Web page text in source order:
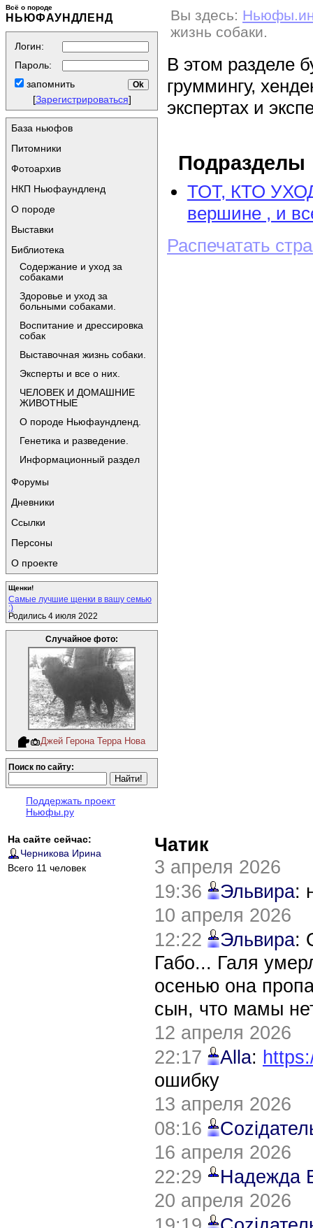
Всё о породе
НЬЮФАУНДЛЕНД
Логин:
Пароль:
запомнить
[Зарегистрироваться]
База ньюфов
Питомники
Фотоархив
НКП Ньюфаундленд
О породе
Выставки
Библиотека
Содержание и уход за
собаками
Здоровье и уход за
больными собаками.
Воспитание и дрессировка
собак
Выставочная жизнь собаки.
Эксперты и все о них.
ЧЕЛОВЕК И ДОМАШНИЕ
ЖИВОТНЫЕ
О породе Ньюфаундленд.
Генетика и разведение.
Информационный раздел
Форумы
Дневники
Ссылки
Персоны
О проекте
Щенки!
Самые лучшие щенки в вашу семью
:)
Родились 4 июля 2022
Случайное фото:
Джей Герона Терра Нова
Поиск по сайту:
Поддержать проект
Ньюфы.ру
Вы здесь:
жизнь собаки.
В этом разделе
груммингу,
экспертах и
Подразделы
ТОТ, КТО
вершине , и
Распечатать
На сайте сейчас:
Черникова Ирина
Всего 11 человек
Чатик
3 апреля 2026
19:36
Эльвира:
10 апреля 2026
12:22
Эльвира:
Габо... Галя
осенью она
сын, что мамы
12 апреля 2026
22:17
Alla:
ошибку
13 апреля 2026
08:16
16 апреля 2026
22:29
Надежда
20 апреля 2026